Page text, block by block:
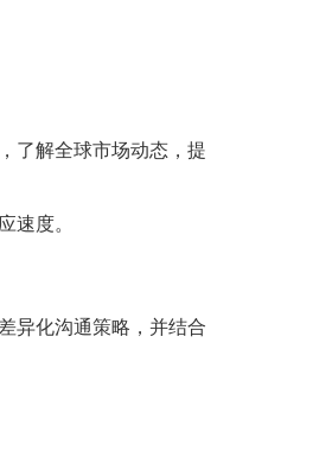
了解全球市场动态，提
速度。
异化沟通策略，并结合